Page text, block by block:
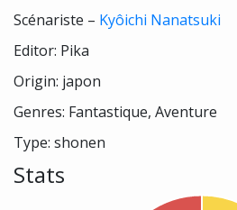
Scénariste – Kyôichi Nanatsuki
Editor: Pika
Origin: japon
Genres: Fantastique, Aventure
Type: shonen
Stats